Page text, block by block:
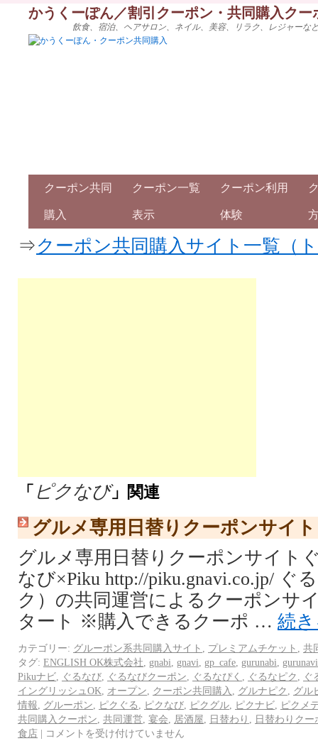
かうくーぽん／割引クーポン・共同購入ク
飲食、宿泊、ヘアサロン、ネイル、美容、リラク、レジャー
クーポン共同
購入
クーポン一覧
表示
クーポン利用
体験
⇒クーポン共同購入サイト一覧（
「 ピクなび」関連
グルメ専用日替りクーポンサイ
グルメ専用日替りクーポンサイト
なび×Piku http://piku.gnavi.co.jp/ ぐ
ク）の共同運営によるクーポンサ
タート ※購入できるクーポ … 続
カテゴリー: グルーポン系共同購入サイト プレミアムチケット
共
タグ: ENGLISH OK株式会社 gnabi gnavi gp_cafe gurunabi
gurunavi
Pikuナビ
ぐるなび ぐるなびクーポン ぐるなぴく ぐるなピク
ぐ
イングリッシュOK
オープン クーポン共同購入 グルナピク
グル
情報
グルーポン ピクぐる ピクなび ピクグル ピクナビ
ピクメ
共同購入クーポン 共同運営 宴会 居酒屋 日替わり
日替わりクー
食店 | コメントを受け付けていません